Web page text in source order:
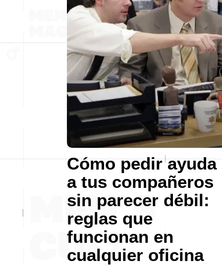
Cómo pedir ayuda
a tus compañeros
sin parecer débil:
reglas que
funcionan en
cualquier oficina